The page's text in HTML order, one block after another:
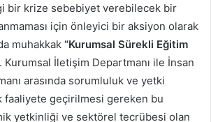
bir krize sebebiyet verebilecek bir
için önleyici bir aksiyon olarak
muhakkak “Kurumsal Sürekli Eğitim
Kurumsal İletişim Departmanı ile İnsan
arasında sorumluluk ve yetki
faaliyete geçirilmesi gereken bu
yetkinliği ve sektörel tecrübesi olan